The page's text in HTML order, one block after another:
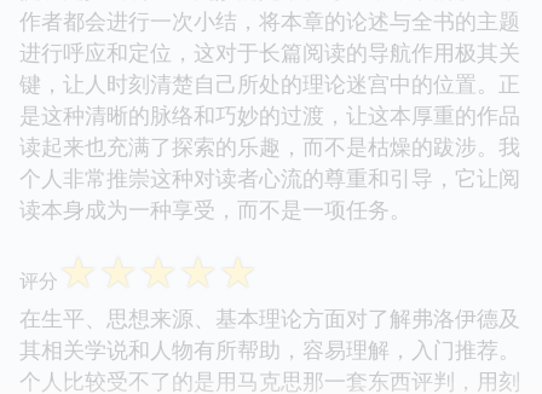
作者都会进行一次小结，将本章的论述与全书的主题
进行呼应和定位，这对于长篇阅读的导航作用极其关
键，让人时刻清楚自己所处的理论迷宫中的位置。正
是这种清晰的脉络和巧妙的过渡，让这本厚重的作品
读起来也充满了探索的乐趣，而不是枯燥的跋涉。我
个人非常推崇这种对读者心流的尊重和引导，它让阅
读本身成为一种享受，而不是一项任务。
评分 ☆☆☆☆☆
在生平、思想来源、基本理论方面对了解弗洛伊德及
其相关学说和人物有所帮助，容易理解，入门推荐。
个人比较受不了的是用马克思那一套东西评判，用刻